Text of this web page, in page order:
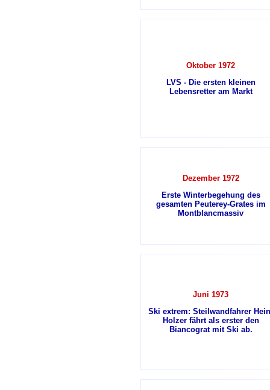
Oktober 1972
LVS - Die ersten kleinen
Lebensretter am Markt
Dezember 1972
Erste Winterbegehung des
gesamten Peuterey-Grates im
Montblancmassiv
Juni 1973
Ski extrem: Steilwandfahrer
Holzer fährt als erster den
Biancograt mit Ski ab.